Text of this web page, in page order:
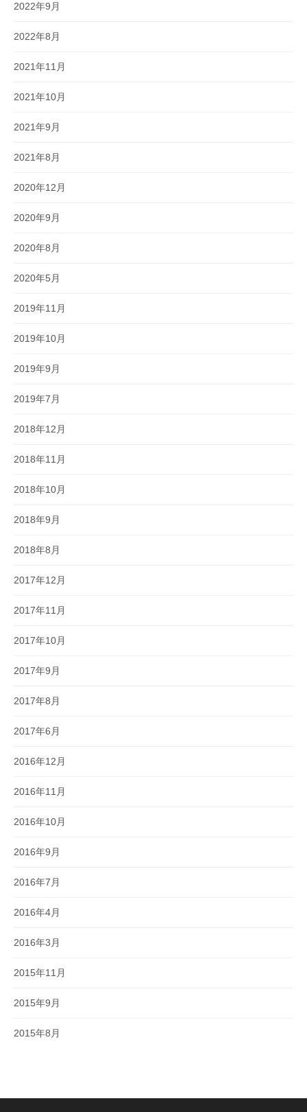
2022年9月
2022年8月
2021年11月
2021年10月
2021年9月
2021年8月
2020年12月
2020年9月
2020年8月
2020年5月
2019年11月
2019年10月
2019年9月
2019年7月
2018年12月
2018年11月
2018年10月
2018年9月
2018年8月
2017年12月
2017年11月
2017年10月
2017年9月
2017年8月
2017年6月
2016年12月
2016年11月
2016年10月
2016年9月
2016年7月
2016年4月
2016年3月
2015年11月
2015年9月
2015年8月